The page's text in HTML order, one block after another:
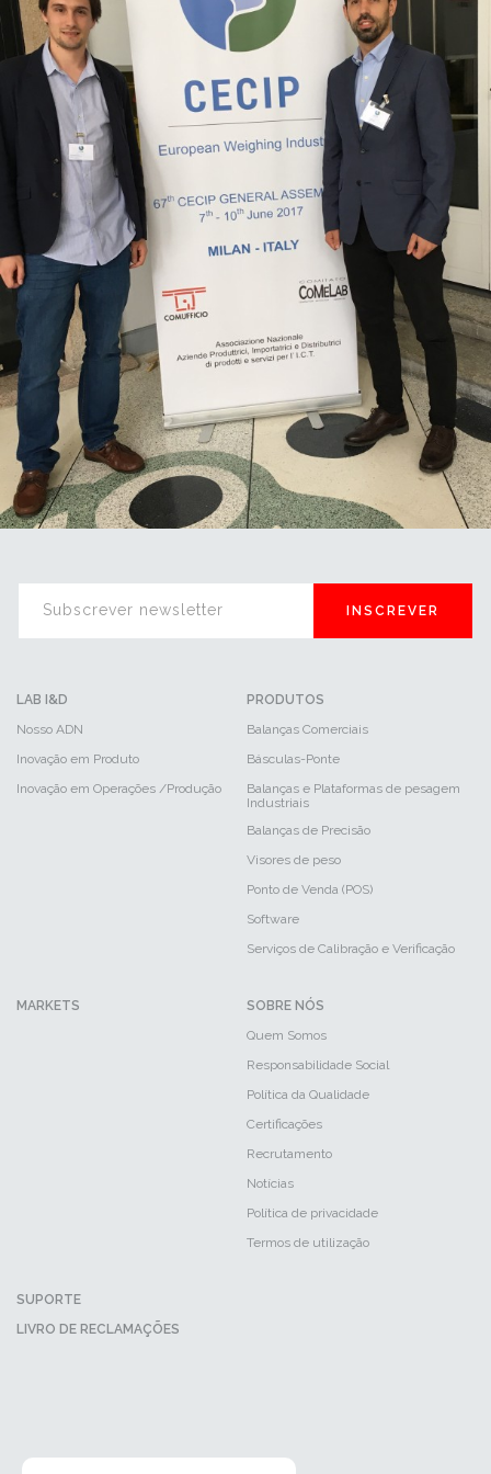
INSCREVER
LAB I&D
Nosso ADN
Inovação em Produto
Inovação em Operações /Produção
PRODUTOS
Balanças Comerciais
Básculas-Ponte
Balanças e Plataformas de pesagem
Industriais
Balanças de Precisão
Visores de peso
Ponto de Venda (POS)
Software
Serviços de Calibração e Verificação
MARKETS
SOBRE NÓS
Quem Somos
Responsabilidade Social
Política da Qualidade
Certificações
Recrutamento
Notícias
Política de privacidade
Termos de utilização
SUPORTE
LIVRO DE RECLAMAÇÕES